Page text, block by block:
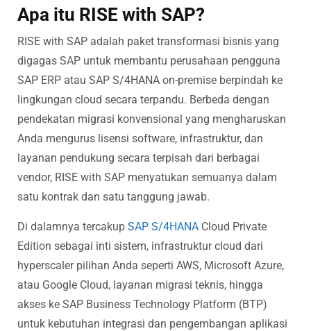
Apa itu RISE with SAP?
RISE with SAP adalah paket transformasi bisnis yang
digagas SAP untuk membantu perusahaan pengguna
SAP ERP atau SAP S/4HANA on-premise berpindah ke
lingkungan cloud secara terpandu. Berbeda dengan
pendekatan migrasi konvensional yang mengharuskan
Anda mengurus lisensi software, infrastruktur, dan
layanan pendukung secara terpisah dari berbagai
vendor, RISE with SAP menyatukan semuanya dalam
satu kontrak dan satu tanggung jawab.
Di dalamnya tercakup SAP S/4HANA Cloud Private
Edition sebagai inti sistem, infrastruktur cloud dari
hyperscaler pilihan Anda seperti AWS, Microsoft Azure,
atau Google Cloud, layanan migrasi teknis, hingga
akses ke SAP Business Technology Platform (BTP)
untuk kebutuhan integrasi dan pengembangan aplikasi